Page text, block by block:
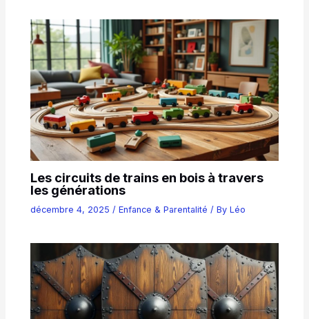
Les circuits de trains en bois à travers
les générations
décembre 4, 2025 /Enfance & Parentalité / ByLéo